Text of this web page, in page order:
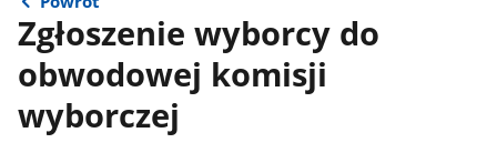
Zgłoszenie wyborcy do
obwodowej komisji
wyborczej